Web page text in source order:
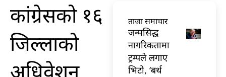
कांग्रेसको १६
जिल्लाको
अधिवेशन
ताजा समाचार
जन्मसिद्ध
नागरिकतामा
ट्रम्पले लगाए
भिटो, ‘बर्थ